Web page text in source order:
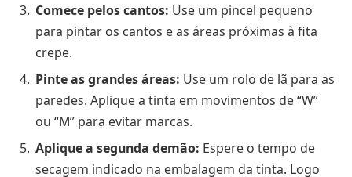
Comece pelos cantos: Use um pincel pequeno
para pintar os cantos e as áreas próximas à fita
crepe.
Pinte as grandes áreas: Use um rolo de lã para as
paredes. Aplique a tinta em movimentos de “W”
ou “M” para evitar marcas.
Aplique a segunda demão: Espere o tempo de
secagem indicado na embalagem da tinta. Logo